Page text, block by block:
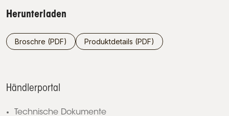
Herunterladen
Broschre (PDF) Produktdetails (PDF)
Händlerportal
Technische Dokumente